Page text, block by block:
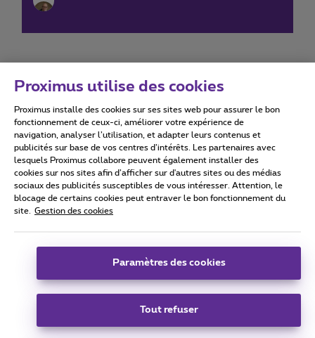
Conditions d'utilisation Accessibility statement
Tous droits réservés. © 2026 Proximus
Conditions générales, info consommateur
Coordonnées de l’entreprise
Boulevard du Roi Albert II 27 - B-1030 Bruxelles.
Proximus utilise des cookies
Proximus installe des cookies sur ses sites web pour assurer le bon
fonctionnement de ceux-ci, améliorer votre expérience de
navigation, analyser l’utilisation, et adapter leurs contenus et
publicités sur base de vos centres d’intérêts. Les partenaires avec
lesquels Proximus collabore peuvent également installer des
cookies sur nos sites afin d’afficher sur d'autres sites ou des médias
sociaux des publicités susceptibles de vous intéresser. Attention, le
blocage de certains cookies peut entraver le bon fonctionnement du
site.
Gestion des cookies
Paramètres des cookies
Tout refuser